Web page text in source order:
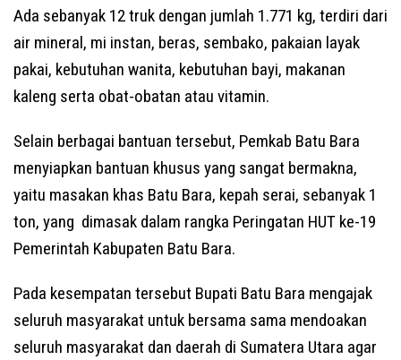
Ada sebanyak 12 truk dengan jumlah 1.771 kg, terdiri dari
air mineral, mi instan, beras, sembako, pakaian layak
pakai, kebutuhan wanita, kebutuhan bayi, makanan
kaleng serta obat-obatan atau vitamin.
Selain berbagai bantuan tersebut, Pemkab Batu Bara
menyiapkan bantuan khusus yang sangat bermakna,
yaitu masakan khas Batu Bara, kepah serai, sebanyak 1
ton, yang dimasak dalam rangka Peringatan HUT ke-19
Pemerintah Kabupaten Batu Bara.
Pada kesempatan tersebut Bupati Batu Bara mengajak
seluruh masyarakat untuk bersama sama mendoakan
seluruh masyarakat dan daerah di Sumatera Utara agar